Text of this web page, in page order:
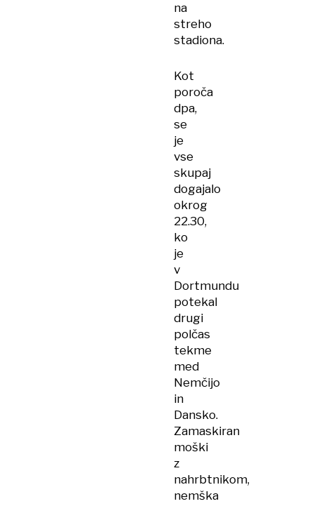
na
streho
stadiona.
Kot
poroča
dpa,
se
je
vse
skupaj
dogajalo
okrog
22.30,
ko
je
v
Dortmundu
potekal
drugi
polčas
tekme
med
Nemčijo
in
Dansko.
Zamaskiran
moški
z
nahrbtnikom,
nemška